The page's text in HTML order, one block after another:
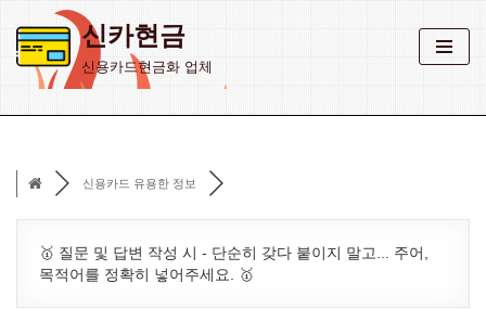
콘
너
신카현금
신용카드현금화 업체
신용카드 유용한 정보
🥇 질문 및 답변 작성 시 - 단순히 갖다 붙이지 말고... 주어,
목적어를 정확히 넣어주세요. 🥇